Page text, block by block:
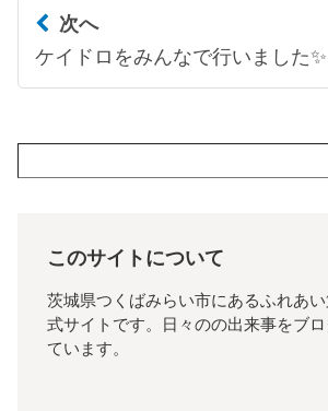
次へ
ケイドロをみんなで行いました✨
このサイトについて
茨城県つくばみらい市にあるふれあ
式サイトです。日々のの出来事をブ
ています。